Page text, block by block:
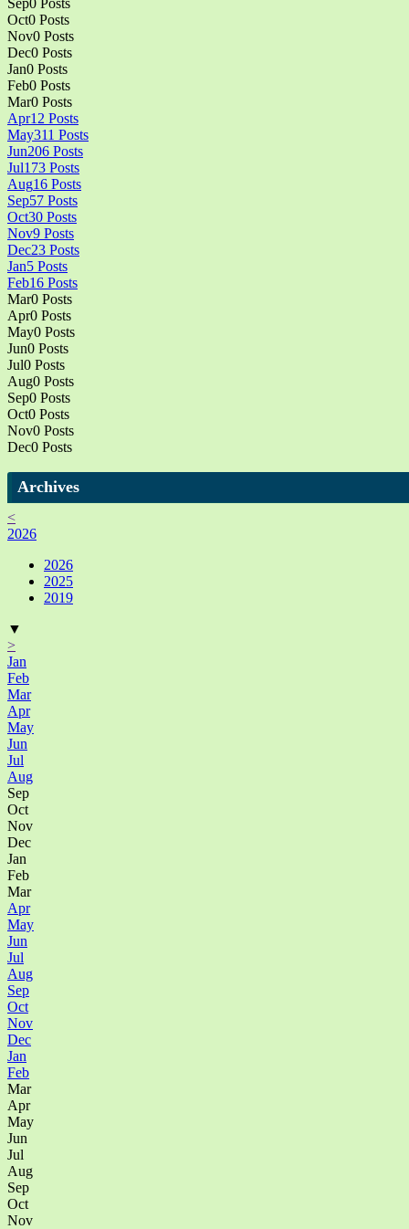
Sep0 Posts
Oct0 Posts
Nov0 Posts
Dec0 Posts
Jan0 Posts
Feb0 Posts
Mar0 Posts
Apr12 Posts
May311 Posts
Jun206 Posts
Jul173 Posts
Aug16 Posts
Sep57 Posts
Oct30 Posts
Nov9 Posts
Dec23 Posts
Jan5 Posts
Feb16 Posts
Mar0 Posts
Apr0 Posts
May0 Posts
Jun0 Posts
Jul0 Posts
Aug0 Posts
Sep0 Posts
Oct0 Posts
Nov0 Posts
Dec0 Posts
Archives
<
2026
2026
2025
2019
▼
>
Jan
Feb
Mar
Apr
May
Jun
Jul
Aug
Sep
Oct
Nov
Dec
Jan
Feb
Mar
Apr
May
Jun
Jul
Aug
Sep
Oct
Nov
Dec
Jan
Feb
Mar
Apr
May
Jun
Jul
Aug
Sep
Oct
Nov